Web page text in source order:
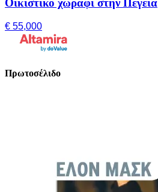
Οικιστικό χωράφι στην Πέγεια
€ 55,000
Πρωτοσέλιδο